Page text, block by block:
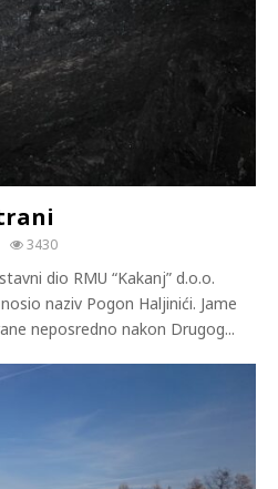
3430
dio RMU “Kakanj” d.o.o.
naziv Pogon Haljinići. Jame
neposredno nakon Drugog...